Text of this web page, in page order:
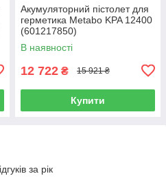
Акумуляторний пістолет для
герметика Metabo KPA 12400
(601217850)
В наявності
12 722 ₴ 15 921 ₴
Купити
за рік